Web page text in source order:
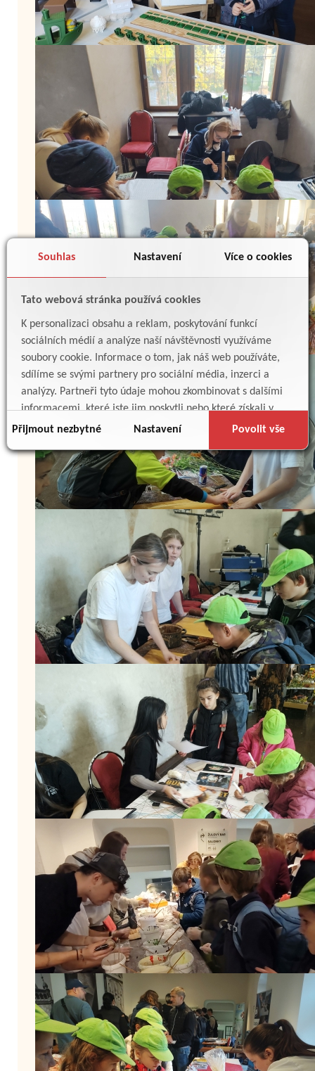
Souhlas Nastavení Více o cookies
Tato webová stránka používá cookies
K personalizaci obsahu a reklam, poskytování funkcí
sociálních médií a analýze naší návštěvnosti využíváme
soubory cookie. Informace o tom, jak náš web používáte,
sdílíme se svými partnery pro sociální média, inzerci a
analýzy. Partneři tyto údaje mohou zkombinovat s dalšími
informacemi, které jste jim poskytli nebo které získali v
důsledku toho, že používáte jejich služby.
Přijmout nezbytné Nastavení Povolit vše